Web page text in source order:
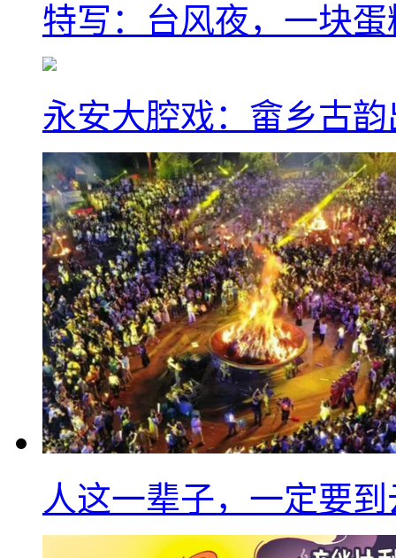
特写：台风夜，一块
永安大腔戏：畲乡古
人这一辈子，一定要